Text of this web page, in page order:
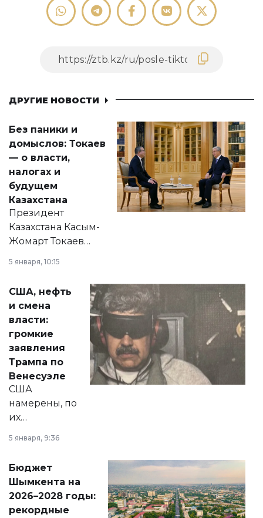
ДРУГИЕ НОВОСТИ
Без паники и
домыслов: Токаев
— о власти,
налогах и
будущем
Казахстана
Президент
Казахстана Касым-
Жомарт Токаев
сразу несколько
актуальных тем —
от слухов о
политических
реформах до
вопросов армии,
экономики и
личного здоровья.
5 января, 10:15
США, нефть
и смена
власти:
громкие
заявления
Трампа по
Венесуэле
США
намерены, по
их
принести
народу
Венесуэлы.
5 января, 9:36
Бюджет
Шымкента на
2026–2028 годы:
рекордные